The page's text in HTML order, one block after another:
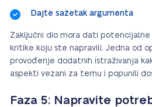
Dajte sažetak argumenta
Zaključni dio mora dati
kritike koju ste napravili. Jedna od
provođenje dodatnih istraživanja
aspekti vezani za temu i popunili
Faza 5: Napravite